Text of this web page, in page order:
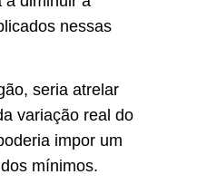
nessas
seria atrelar
variação real do
impor um
mínimos.